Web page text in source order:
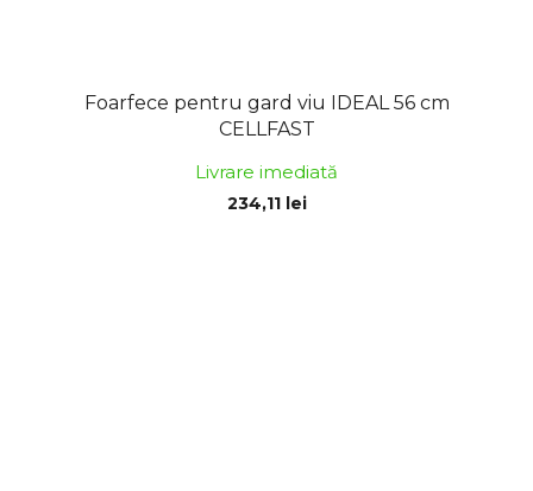
Foarfece pentru gard viu IDEAL 56 cm
CELLFAST
Livrare imediată
234,11 lei